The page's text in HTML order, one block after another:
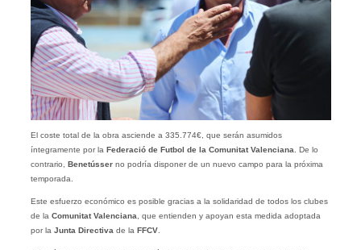
El coste total de la obra asciende a 335.774€, que serán asumidos
íntegramente por la Federació de Futbol de la Comunitat Valenciana . De lo
contrario, Benetússerno podría disponer de un nuevo campo para la próxima
temporada.
Este esfuerzo económico es posible gracias a la solidaridad de todos los clubes
de la Comunitat Valenciana , que entienden y apoyan esta medida adoptada
por la Junta Directiva de la FFCV.